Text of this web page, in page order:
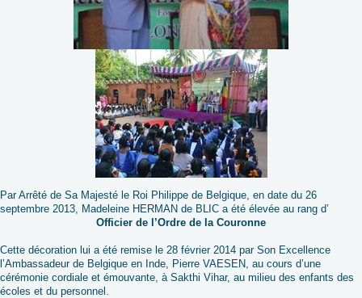
Par Arrêté de Sa Majesté le Roi Philippe de Belgique, en date du 26
septembre 2013, Madeleine HERMAN de BLIC a été élevée au rang d’
Officier de l’Ordre de la Couronne
Cette décoration lui a été remise le 28 février 2014 par Son Excellence
l’Ambassadeur de Belgique en Inde, Pierre VAESEN, au cours d’une
cérémonie cordiale et émouvante, à Sakthi Vihar, au milieu des enfants des
écoles et du personnel.